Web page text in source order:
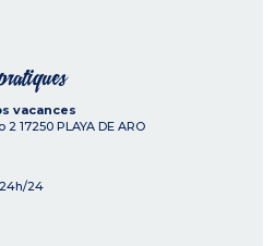
vacances
2 17250 PLAYA DE ARO
24